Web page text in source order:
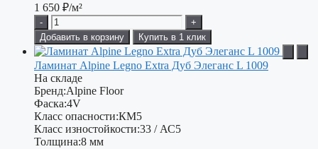
1 650 ₽/м²
-
+
Добавить в корзину
Купить в 1 клик
Ламинат Alpine Legno Extra Дуб Элеганс L 1009
На складе
Бренд:Alpine Floor
Фаска:4V
Класс опасности:КМ5
Класс изностойкости:33 / АС5
Толщина:8 мм